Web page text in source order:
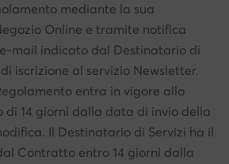
mediante la sua
Online e tramite notifica
mail indicato dal Destinatario di
iscrizione al servizio Newsletter.
entra in vigore allo
di 14 giorni dalla data di invio della
Il Destinatario di Servizi ha il
Contratto entro 14 giorni dalla